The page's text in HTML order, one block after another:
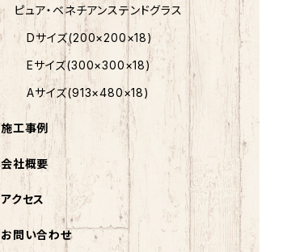
ピュア・ベネチアンステンドグラス
Dサイズ(200×200×18)
Eサイズ(300×300×18)
Aサイズ(913×480×18)
施工事例
会社概要
アクセス
お問い合わせ